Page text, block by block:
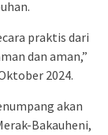
praktis dari
dan aman,”
2024.
akan
Bakauheni,